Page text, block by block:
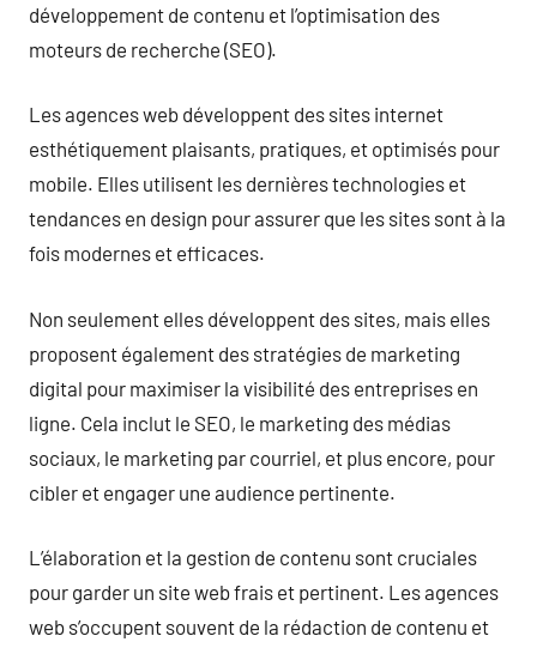
développement de contenu et l’optimisation des
moteurs de recherche (SEO).
Les agences web développent des sites internet
esthétiquement plaisants, pratiques, et optimisés pour
mobile. Elles utilisent les dernières technologies et
tendances en design pour assurer que les sites sont à la
fois modernes et efficaces.
Non seulement elles développent des sites, mais elles
proposent également des stratégies de marketing
digital pour maximiser la visibilité des entreprises en
ligne. Cela inclut le SEO, le marketing des médias
sociaux, le marketing par courriel, et plus encore, pour
cibler et engager une audience pertinente.
L’élaboration et la gestion de contenu sont cruciales
pour garder un site web frais et pertinent. Les agences
web s’occupent souvent de la rédaction de contenu et